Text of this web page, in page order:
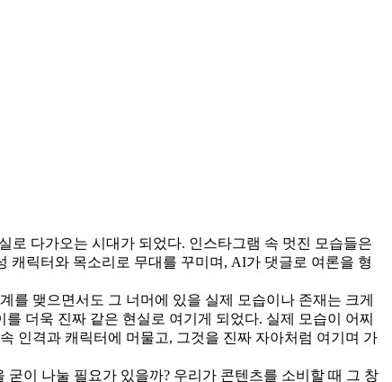
로 다가오는 시대가 되었다. 인스타그램 속 멋진 모습들은
캐릭터와 목소리로 무대를 꾸미며, AI가 댓글로 여론을 형
를 맺으면서도 그 너머에 있을 실제 모습이나 존재는 크게
더욱 진짜 같은 현실로 여기게 되었다. 실제 모습이 어찌
인격과 캐릭터에 머물고, 그것을 진짜 자아처럼 여기며 가
이 나눌 필요가 있을까? 우리가 콘텐츠를 소비할 때 그 창